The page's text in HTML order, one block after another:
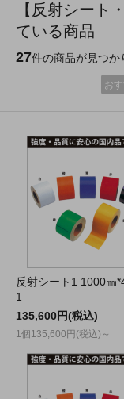
【反射シート
ている商品
27件の商品が見つか
お
反射シート1 1000㎜
1
135,600円(税込)
1個135,600円(税込)～